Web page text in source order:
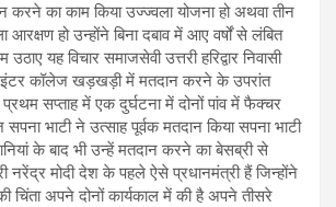
करने का काम किया उज्ज्वला योजना हो अथवा तीन
आरक्षण हो उन्होंने बिना दबाव में आए वर्षों से लंबित
यह विचार समाजसेवी उत्तरी हरिद्वार निवासी
इंटर कॉलेज खड़खड़ी में मतदान करने के उपरांत
सप्ताह में एक दुर्घटना में दोनों पांव में फैक्चर
भाटी ने उत्साह पूर्वक मतदान किया सपना भाटी
के बाद भी उन्हें मतदान करने का बेसब्री से
नरेंद्र मोदी देश के पहले ऐसे प्रधानमंत्री हैं जिन्होंने
चिंता अपने दोनों कार्यकाल में की है अपने तीसरे